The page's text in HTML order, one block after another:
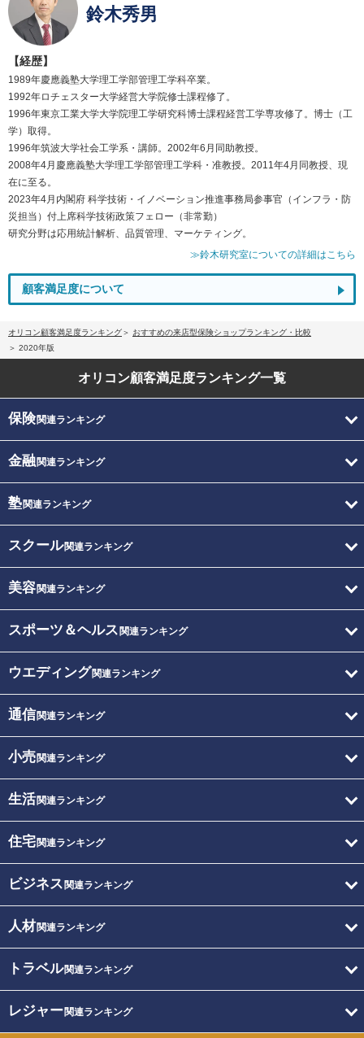
鈴木秀男
【経歴】
1989年慶應義塾大学理工学部管理工学科卒業。
1992年ロチェスター大学経営大学院修士課程修了。
1996年東京工業大学大学院理工学研究科博士課程経営工学専攻修了。博士（工
学）取得。
1996年筑波大学社会工学系・講師。2002年6月同助教授。
2008年4月慶應義塾大学理工学部管理工学科・准教授。2011年4月同教授、現
在に至る。
2023年4月内閣府 科学技術・イノベーション推進事務局参事官（インフラ・防
災担当）付上席科学技術政策フェロー（非常勤）
研究分野は応用統計解析、品質管理、マーケティング。
≫鈴木研究室についての詳細はこちら
顧客満足度について
オリコン顧客満足度ランキング
おすすめの来店型保険ショップランキング・比較
2020年版
オリコン顧客満足度ランキング一覧
保険関連ランキング
金融関連ランキング
塾関連ランキング
スクール関連ランキング
美容関連ランキング
スポーツ＆ヘルス 関連ランキング
ウエディング関連ランキング
通信関連ランキング
小売関連ランキング
生活関連ランキング
住宅関連ランキング
ビジネス 関連ランキング
人材関連ランキング
トラベル関連ランキング
レジャー関連ランキング